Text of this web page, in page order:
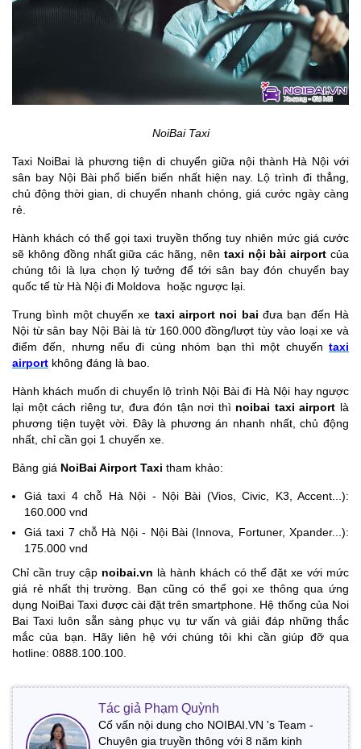
NoiBai Taxi
Taxi NoiBai là phương tiện di chuyển giữa nội thành Hà Nội với
sân bay Nội Bài phổ biến biến nhất hiện nay. Lộ trình đi thẳng,
chủ động thời gian, di chuyển nhanh chóng, giá cước ngày càng
rẻ.
Hành khách có thể gọi taxi truyền thống tuy nhiên mức giá cước
sẽ không đồng nhất giữa các hãng, nên taxi nội bài airport của
chúng tôi là lựa chọn lý tưởng để tới sân bay đón chuyến bay
quốc tế từ Hà Nội đi Moldova hoặc ngược lại.
Trung bình một chuyến xe taxi airport noi bai đưa bạn đến Hà
Nội từ sân bay Nội Bài là từ 160.000 đồng/lượt tùy vào loại xe và
điểm đến, nhưng nếu đi cùng nhóm bạn thì một chuyến taxi
airport không đáng là bao.
Hành khách muốn di chuyển lộ trình Nội Bài đi Hà Nội hay ngược
lại một cách riêng tư, đưa đón tận nơi thì noibai taxi airport là
phương tiện tuyệt vời. Đây là phương án nhanh nhất, chủ động
nhất, chỉ cần gọi 1 chuyến xe.
Bảng giá NoiBai Airport Taxi tham khảo:
Giá taxi 4 chỗ Hà Nội - Nội Bài (Vios, Civic, K3, Accent...):
160.000 vnd
Giá taxi 7 chỗ Hà Nội - Nội Bài (Innova, Fortuner, Xpander...):
175.000 vnd
Chỉ cần truy cập noibai.vn là hành khách có thể đặt xe với mức
giá rẻ nhất thị trường. Bạn cũng có thể gọi xe thông qua ứng
dụng NoiBai Taxi được cài đặt trên smartphone. Hệ thống của Noi
Bai Taxi luôn sẵn sàng phục vụ tư vấn và giải đáp những thắc
mắc của bạn. Hãy liên hệ với chúng tôi khi cần giúp đỡ qua
hotline: 0888.100.100.
Tác giả Phạm Quỳnh
Cố vấn nội dung cho NOIBAI.VN 's Team -
Chuyên gia truyền thông với 8 năm kinh